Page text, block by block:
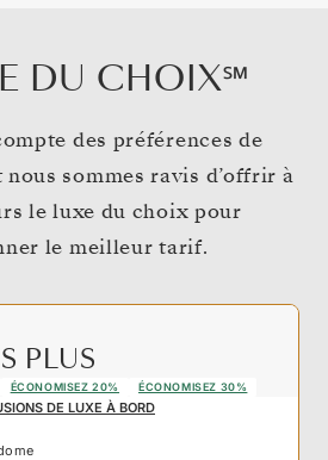
DU CHOIX℠
des préférences de
sommes ravis d’offrir à
le luxe du choix pour
le meilleur tarif.
PLUS
ÉCONOMISEZ 20% ÉCONOMISEZ 30%
DE LUXE À BORD